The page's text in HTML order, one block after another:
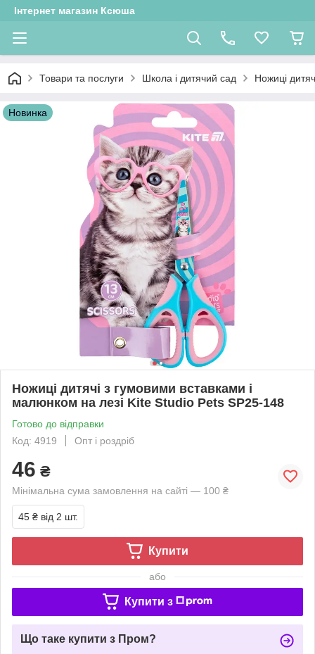
Інтернет магазин Ксюша
Товари та послуги Школа і дитячий сад Ножиці
Новинка
Ножиці дитячі з гумовими вставками і
малюнком на лезі Kite Studio Pets SP25-148
Готово до відправки
Код: 4919
Опт і роздріб
46 ₴
Мінімальна сума замовлення на сайті — 100 ₴
45 ₴ від 2 шт.
Купити
або
Купити з
Що таке купити з Пром?